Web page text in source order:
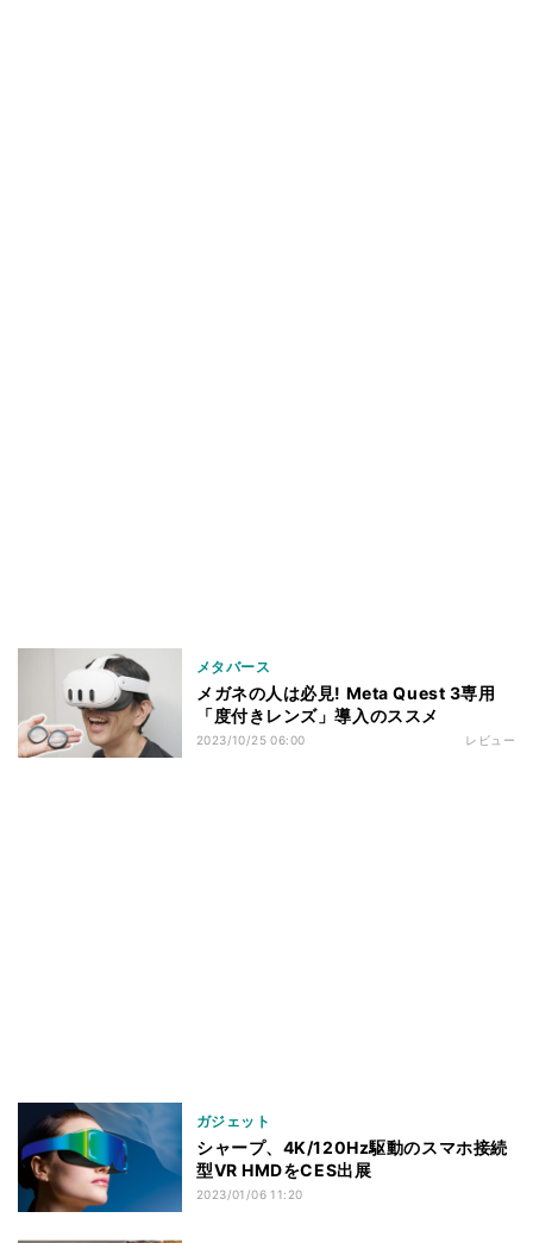
メタバース
メガネの人は必見! Meta Quest 3専用
「度付きレンズ」導入のススメ
2023/10/25 06:00 レビュー
ガジェット
シャープ、4K/120Hz駆動のスマホ接続
型VR HMDをCES出展
2023/01/06 11:20